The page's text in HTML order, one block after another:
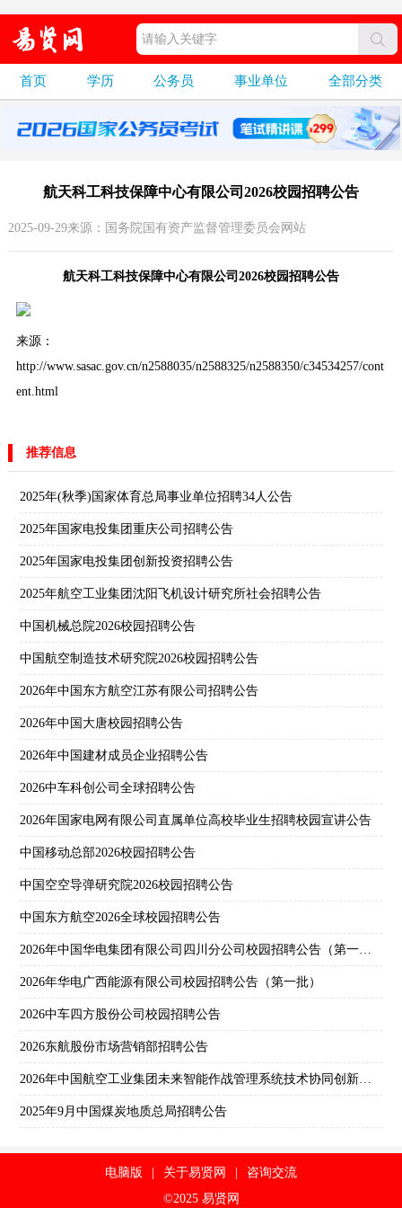
首页 学历 公务员 事业单位 全部分类
航天科工科技保障中心有限公司2026校园招聘公告
2025-09-29来源：国务院国有资产监督管理委员会网站
航天科工科技保障中心有限公司2026校园招聘公告
来源：
http://www.sasac.gov.cn/n2588035/n2588325/n2588350/c34534257/cont
ent.html
推荐信息
2025年(秋季)国家体育总局事业单位招聘34人公告
2025年国家电投集团重庆公司招聘公告
2025年国家电投集团创新投资招聘公告
2025年航空工业集团沈阳飞机设计研究所社会招聘公告
中国机械总院2026校园招聘公告
中国航空制造技术研究院2026校园招聘公告
2026年中国东方航空江苏有限公司招聘公告
2026年中国大唐校园招聘公告
2026年中国建材成员企业招聘公告
2026中车科创公司全球招聘公告
2026年国家电网有限公司直属单位高校毕业生招聘校园宣讲公告
中国移动总部2026校园招聘公告
中国空空导弹研究院2026校园招聘公告
中国东方航空2026全球校园招聘公告
2026年中国华电集团有限公司四川分公司校园招聘公告（第一批）
2026年华电广西能源有限公司校园招聘公告（第一批）
2026中车四方股份公司校园招聘公告
2026东航股份市场营销部招聘公告
2026年中国航空工业集团未来智能作战管理系统技术协同创新中心（北京）校园招聘公告
2025年9月中国煤炭地质总局招聘公告
电脑版 关于易贤网
咨询交流
©2025 易贤网